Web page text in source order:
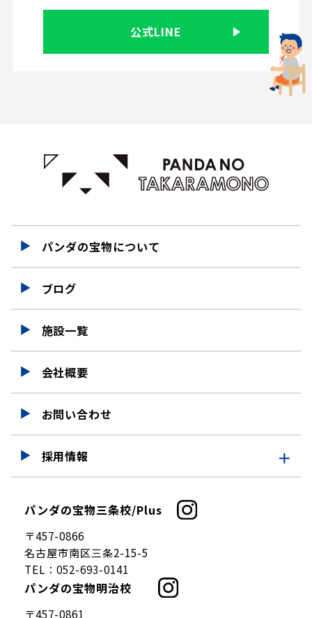
公式LINE
パンダの宝物について
ブログ
施設一覧
会社概要
お問い合わせ
採用情報
採用情報
仕事を知る
募集要項
パンダの宝物三条校/Plus
〒457-0866
名古屋市南区三条2-15-5
TEL： 052-693-0141
パンダの宝物明治校
〒457-0861